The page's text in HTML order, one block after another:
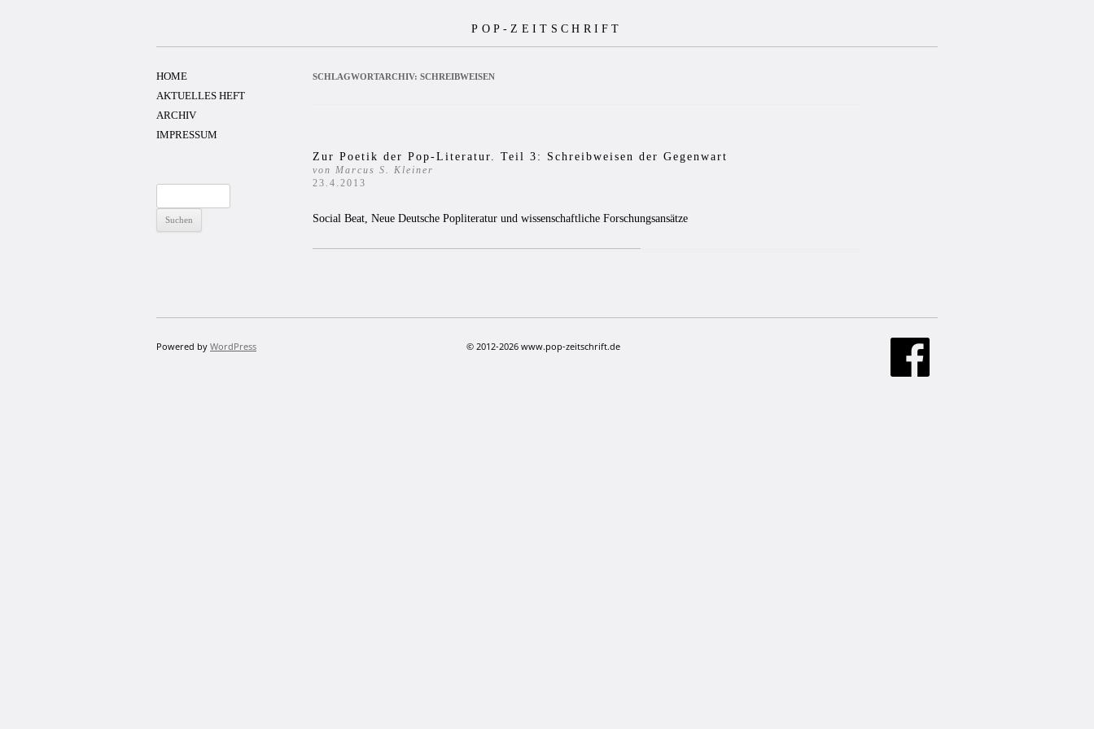
POP-ZEITSCHRIFT
SCHLAGWORTARCHIV: SCHREIBWEISEN
Zur Poetik der Pop-Literatur. Teil 3: Schreibweisen der Gegenwart
von Marcus S. Kleiner
23.4.2013
Social Beat, Neue Deutsche Popliteratur und wissenschaftliche Forschungsansätze
HOME
AKTUELLES HEFT
ARCHIV
IMPRESSUM
nach:
Powered by WordPress © 2012-2026 www.pop-zeitschrift.de